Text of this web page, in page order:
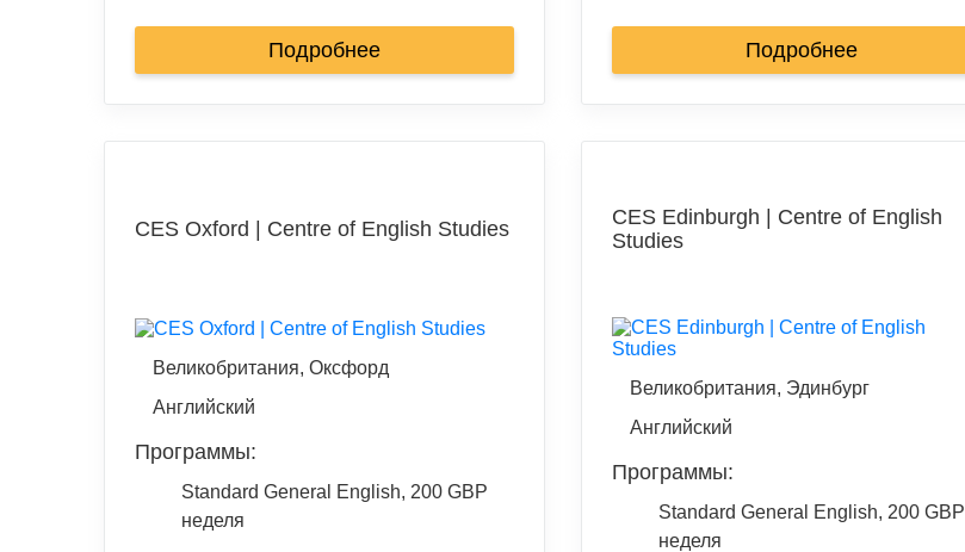
Подробнее Подробнее
CES Oxford | Centre of English Studies
Великобритания, Оксфорд
Английский
Программы:
Standard General English, 200 GBP
неделя
CES Edinburgh | Centre of English
Studies
Великобритания, Эдинбург
Английский
Программы:
Standard General English, 200 GBP
неделя